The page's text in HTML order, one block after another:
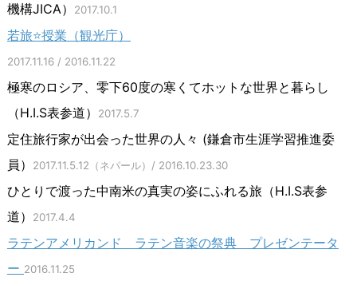
機構JICA）
2017.10.1
若旅⭐授業（観光庁）
2017.11.16 / 2016.11.22
極寒のロシア、零下60度の寒くてホットな世界と暮らし
（H.I.S表参道）
2017.5.7
定住旅行家が出会った世界の人々 (鎌倉市生涯学習推進委
員）
2017.11.5.12（ネパール）/ 2016.10.23.30
ひとりで渡った中南米の真実の姿にふれる旅（H.I.S表参
道）
2017.4.4
ラテンアメリカンド ラテン音楽の祭典 プレゼンテータ
ー 2016.11.25